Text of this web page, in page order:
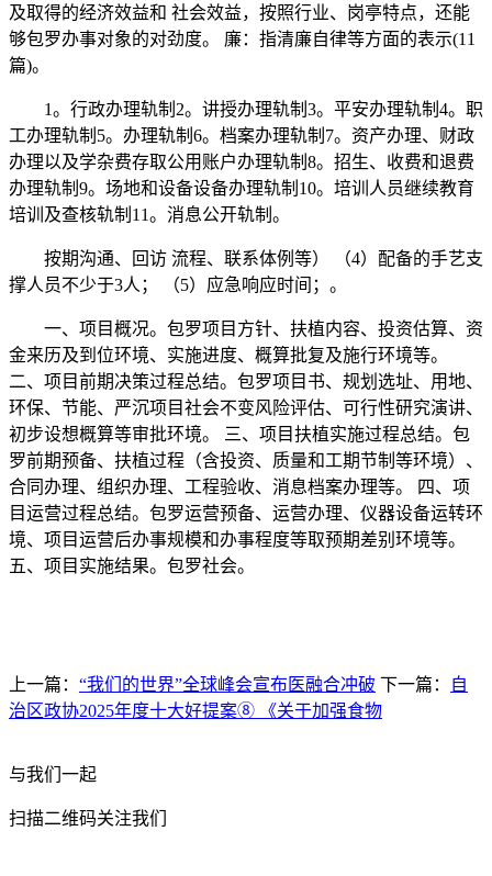
及取得的经济效益和 社会效益，按照行业、岗亭特点，还能
够包罗办事对象的对劲度。 廉：指清廉自律等方面的表示(11
篇)。
1。行政办理轨制2。讲授办理轨制3。平安办理轨制4。职
工办理轨制5。办理轨制6。档案办理轨制7。资产办理、财政
办理以及学杂费存取公用账户办理轨制8。招生、收费和退费
办理轨制9。场地和设备设备办理轨制10。培训人员继续教育
培训及查核轨制11。消息公开轨制。
按期沟通、回访 流程、联系体例等） （4）配备的手艺支
撑人员不少于3人； （5）应急响应时间；。
一、项目概况。包罗项目方针、扶植内容、投资估算、资
金来历及到位环境、实施进度、概算批复及施行环境等。
二、项目前期决策过程总结。包罗项目书、规划选址、用地、
环保、节能、严沉项目社会不变风险评估、可行性研究演讲、
初步设想概算等审批环境。 三、项目扶植实施过程总结。包
罗前期预备、扶植过程（含投资、质量和工期节制等环境）、
合同办理、组织办理、工程验收、消息档案办理等。 四、项
目运营过程总结。包罗运营预备、运营办理、仪器设备运转环
境、项目运营后办事规模和办事程度等取预期差别环境等。
五、项目实施结果。包罗社会。
上一篇： “我们的世界”全球峰会宣布医融合冲破 下一篇：
自
治区政协2025年度十大好提案⑧ 《关于加强食物
与我们一起
扫描二维码关注我们